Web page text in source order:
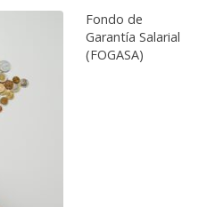
Fondo de
Garantía Salarial
(FOGASA)